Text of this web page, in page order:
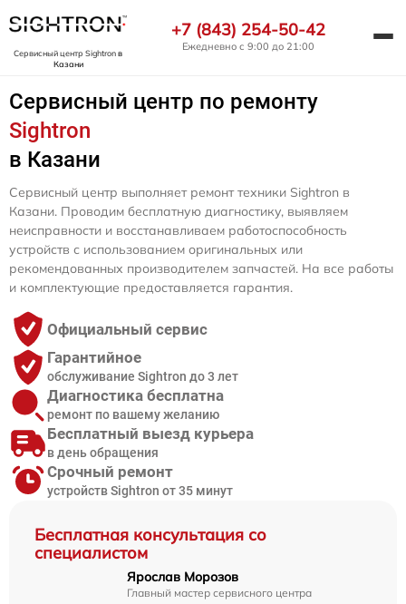
Сервисный центр Sightronв
Казани
+7 (843) 254-50-42
Ежедневно с 9:00 до 21:00
Сервисный центр по ремонту
Sightron
в Казани
Бесплатная консультация со
специалистом
Ярослав Морозов
Главный мастер сервисного центра
Сервисный центр выполняет ремонт техники Sightron в
Казани. Проводим бесплатную диагностику, выявляем
неисправности и восстанавливаем работоспособность
устройств с использованием оригинальных или
рекомендованных производителем запчастей. На все работы
и комплектующие предоставляется гарантия.
Официальный сервис
Гарантийное
обслуживание Sightron до 3 лет
Диагностика бесплатна
ремонт по вашему желанию
Бесплатный выезд курьера
в день обращения
Срочный ремонт
устройств Sightron от 35 минут